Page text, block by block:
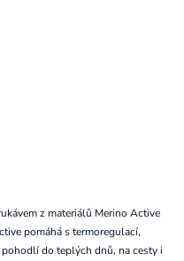
z materiálů Merino Active
pomáhá s termoregulací,
do teplých dnů, na cesty i